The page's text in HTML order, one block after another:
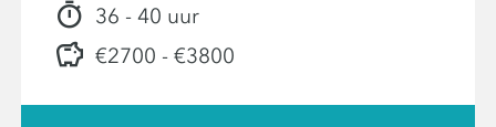
36 - 40 uur
€2700 - €3800